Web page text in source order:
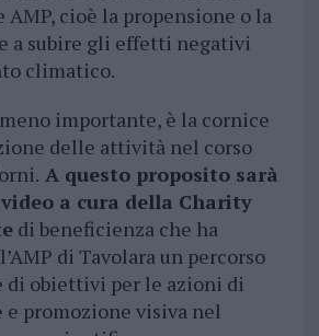
cioè la propensione o la
a subire gli effetti negativi
climatico.
importante, è la cornice
delle attività nel corso
A questo proposito sarà
a cura della Charity
di beneficienza che ha
di Tavolara un percorso
di obiettivi per le azioni di
promozione visiva nel